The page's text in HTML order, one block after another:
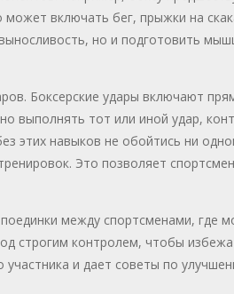
включать бег, прыжки на
но и подготовить
Боксерские удары включают
выполнять тот или иной удар,
этих навыков не обойтись ни
Это позволяет
между спортсменами, где
строгим контролем, чтобы
и дает советы по